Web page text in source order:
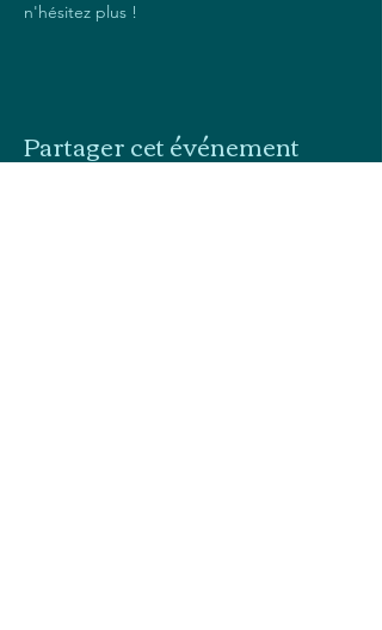
n'hésitez plus !
Partager cet événement